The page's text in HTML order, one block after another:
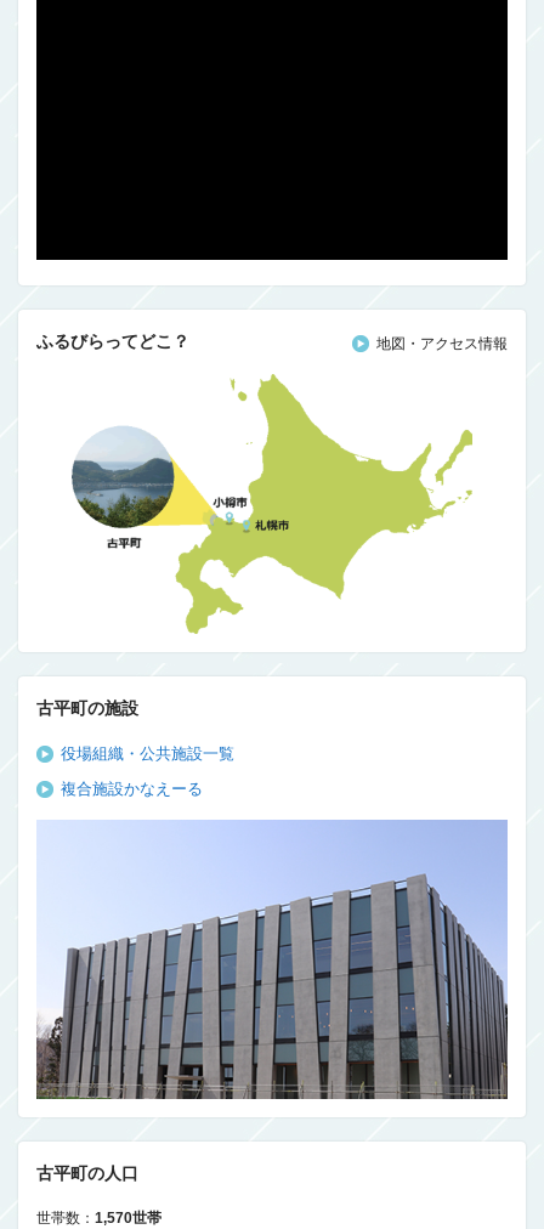
ふるびらってどこ？ 地図・アクセス情報
古平町の施設
役場組織・公共施設一覧
複合施設かなえーる
古平町の人口
世帯数： 1,570世帯